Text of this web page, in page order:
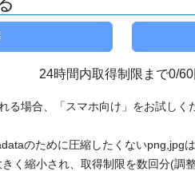
24時間内取得制限まで0/60
場合、「スマホ向け」をお試しく
のために圧縮したくないpng,jpg
く縮小され、取得制限を数回分(調